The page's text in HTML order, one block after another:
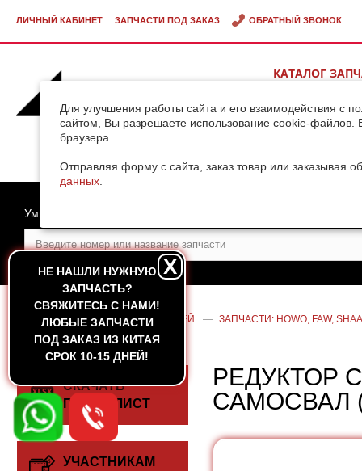
Для улучшения работы сайта и его взаимодействия с
сайтом, Вы разрешаете использование cookie-файлов.
браузера.
Отправляя форму с сайта, заказ товар или заказывая
данных
ЛИЧНЫЙ КАБИНЕТ ЗАПЧАСТИ ПОД ЗАКАЗ ОБРАТНЫЙ ЗВОНОК
КАТАЛОГ
НЕ НАШЛИ НУЖНУЮ
ЗАПЧАСТЬ?
CВЯЖИТЕСЬ С НАМИ!
ЛЮБЫЕ ЗАПЧАСТИ
ПОД ЗАКАЗ ИЗ КИТАЯ
СРОК 10-15 ДНЕЙ!
X
Умный поиск
ГЛАВНАЯ — КАТАЛОГ ЗАПЧАСТЕЙ — ЗАПЧАСТИ: HOWO, FAW,
(5,45) HOWO A7
СКАЧАТЬ
ПРАЙС-ЛИСТ
УЧАСТНИКАМ
РЕДУКТОР
САМОСВАЛ